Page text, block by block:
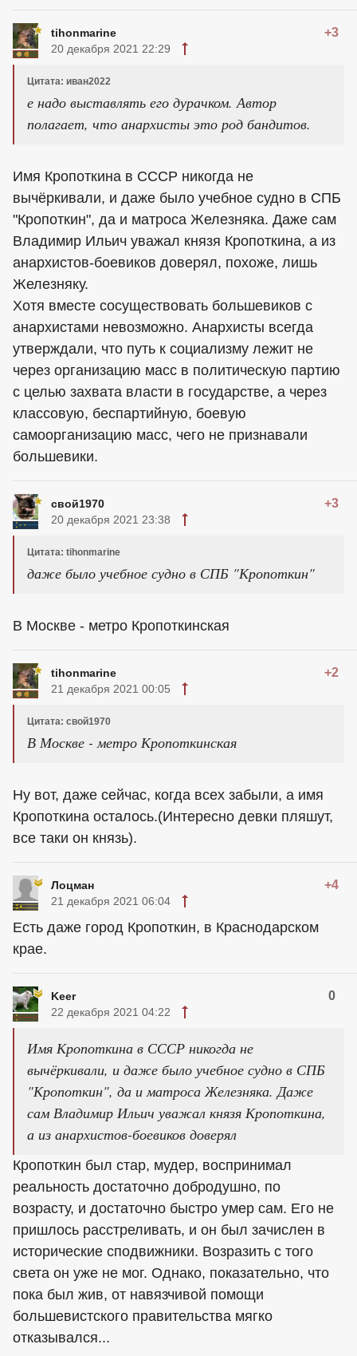
tihonmarine +3
20 декабря 2021 22:29
Цитата: иван2022
е надо выставлять его дурачком. Автор
полагает, что анархисты это род бандитов.
Имя Кропоткина в СССР никогда не
вычёркивали, и даже было учебное судно в СПБ
"Кропоткин", да и матроса Железняка. Даже сам
Владимир Ильич уважал князя Кропоткина, а из
анархистов-боевиков доверял, похоже, лишь
Железняку.
Хотя вместе сосуществовать большевиков с
анархистами невозможно. Анархисты всегда
утверждали, что путь к социализму лежит не
через организацию масс в политическую партию
с целью захвата власти в государстве, а через
классовую, беспартийную, боевую
самоорганизацию масс, чего не признавали
большевики.
свой1970 +3
20 декабря 2021 23:38
Цитата: tihonmarine
даже было учебное судно в СПБ "Кропоткин"
В Москве - метро Кропоткинская
tihonmarine +2
21 декабря 2021 00:05
Цитата: свой1970
В Москве - метро Кропоткинская
Ну вот, даже сейчас, когда всех забыли, а имя
Кропоткина осталось.(Интересно девки пляшут,
все таки он князь).
Лоцман +4
21 декабря 2021 06:04
Есть даже город Кропоткин, в Краснодарском
крае.
Keer 0
22 декабря 2021 04:22
Имя Кропоткина в СССР никогда не
вычёркивали, и даже было учебное судно в СПБ
"Кропоткин", да и матроса Железняка. Даже
сам Владимир Ильич уважал князя Кропоткина,
а из анархистов-боевиков доверял
Кропоткин был стар, мудер, воспринимал
реальность достаточно добродушно, по
возрасту, и достаточно быстро умер сам. Его не
пришлось расстреливать, и он был зачислен в
исторические сподвижники. Возразить с того
света он уже не мог. Однако, показательно, что
пока был жив, от навязчивой помощи
большевистского правительства мягко
отказывался...